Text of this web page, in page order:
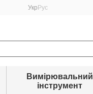
Укр Рус
Вимірювальний
інструмент